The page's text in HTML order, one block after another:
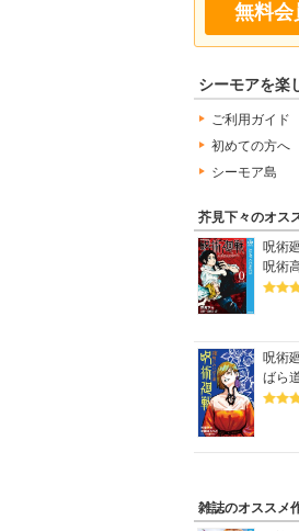
無料会
シーモアを楽
ご利用ガイド
初めての方へ
シーモア島
芥見下々のオス
呪術
呪術
呪術
ばら
雑誌のオススメ